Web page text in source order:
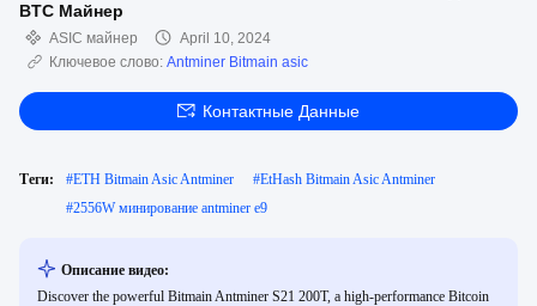
BTC Майнер
ASIC майнер
April 10, 2024
Ключевое слово: Antminer Bitmain asic
Контактные Данные
Теги: #ETH Bitmain Asic Antminer #EtHash Bitmain Asic Antminer
#2556W минирование antminer e9
Описание видео:
Discover the powerful Bitmain Antminer S21 200T, a high-performance Bitcoin